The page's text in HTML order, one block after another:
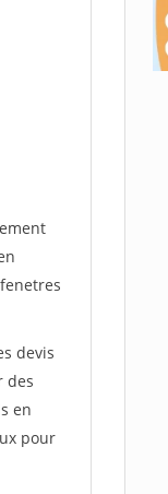
devis
des
en
pour